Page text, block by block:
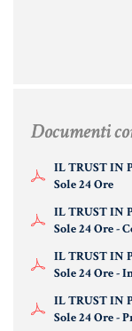
Documenti
IL TRUST IN
Sole 24 Ore
IL TRUST IN
Sole 24 Ore -
IL TRUST IN
Sole 24 Ore -
IL TRUST IN
Sole 24 Ore -